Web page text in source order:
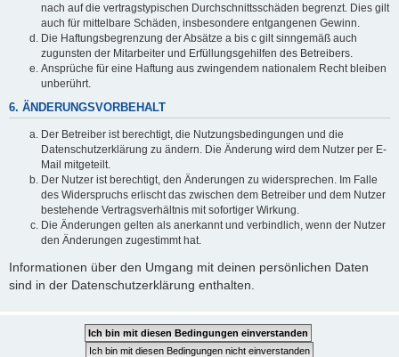
nach auf die vertragstypischen Durchschnittsschäden begrenzt. Dies gilt
auch für mittelbare Schäden, insbesondere entgangenen Gewinn.
Die Haftungsbegrenzung der Absätze a bis c gilt sinngemäß auch
zugunsten der Mitarbeiter und Erfüllungsgehilfen des Betreibers.
Ansprüche für eine Haftung aus zwingendem nationalem Recht bleiben
unberührt.
6. ÄNDERUNGSVORBEHALT
Der Betreiber ist berechtigt, die Nutzungsbedingungen und die
Datenschutzerklärung zu ändern. Die Änderung wird dem Nutzer per E-
Mail mitgeteilt.
Der Nutzer ist berechtigt, den Änderungen zu widersprechen. Im Falle
des Widerspruchs erlischt das zwischen dem Betreiber und dem Nutzer
bestehende Vertragsverhältnis mit sofortiger Wirkung.
Die Änderungen gelten als anerkannt und verbindlich, wenn der Nutzer
den Änderungen zugestimmt hat.
Informationen über den Umgang mit deinen persönlichen Daten
sind in der Datenschutzerklärung enthalten.